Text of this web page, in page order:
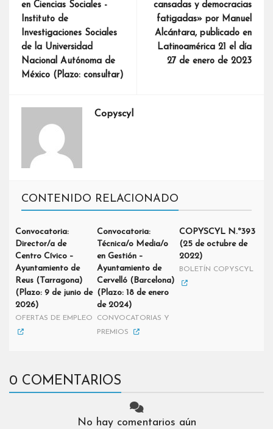
en Ciencias Sociales -
Instituto de
Investigaciones Sociales
de la Universidad
Nacional Autónoma de
México (Plazo: consultar)
cansadas y democracias
fatigadas» por Manuel
Alcántara, publicado en
Latinoamérica 21 el día
27 de enero de 2023
Copyscyl
CONTENIDO RELACIONADO
Convocatoria:
Director/a de
Centro Cívico –
Ayuntamiento de
Reus (Tarragona)
(Plazo: 9 de junio de
2026)
OFERTAS DE EMPLEO
Convocatoria:
Técnica/o Media/o
en Gestión –
Ayuntamiento de
Cervelló (Barcelona)
(Plazo: 18 de enero
de 2024)
CONVOCATORIAS Y
PREMIOS
COPYSCYL N.º393
(25 de octubre de
2022)
BOLETÍN COPYSCYL
0 COMENTARIOS
No hay comentarios aún